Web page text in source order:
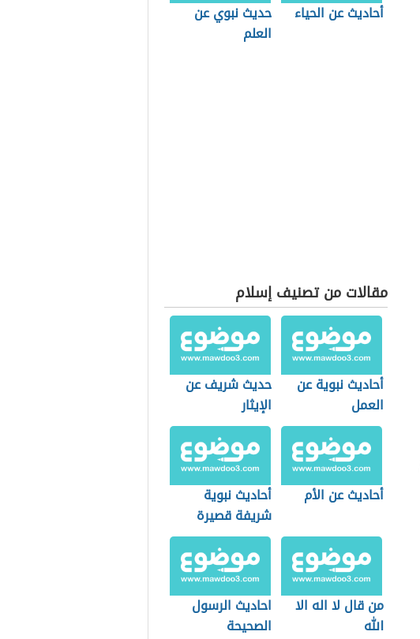
أحاديث عن الحياء
حديث نبوي عن
العلم
مقالات من تصنيف إسلام
أحاديث نبوية عن
العمل
حديث شريف عن
الإيثار
أحاديث عن الأم
أحاديث نبوية
شريفة قصيرة
من قال لا اله الا
الله
احاديث الرسول
الصحيحة